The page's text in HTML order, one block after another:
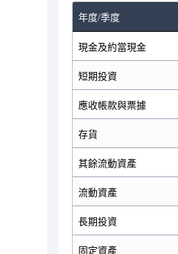
年度/季度
2024-Q3
現金及約當現金
短期投資
應收帳款與票據
存貨
其餘流動資產
流動資產
長期投資
固定資產
818,143
60,964
575,406
1,399,301
2,854,000
684,679